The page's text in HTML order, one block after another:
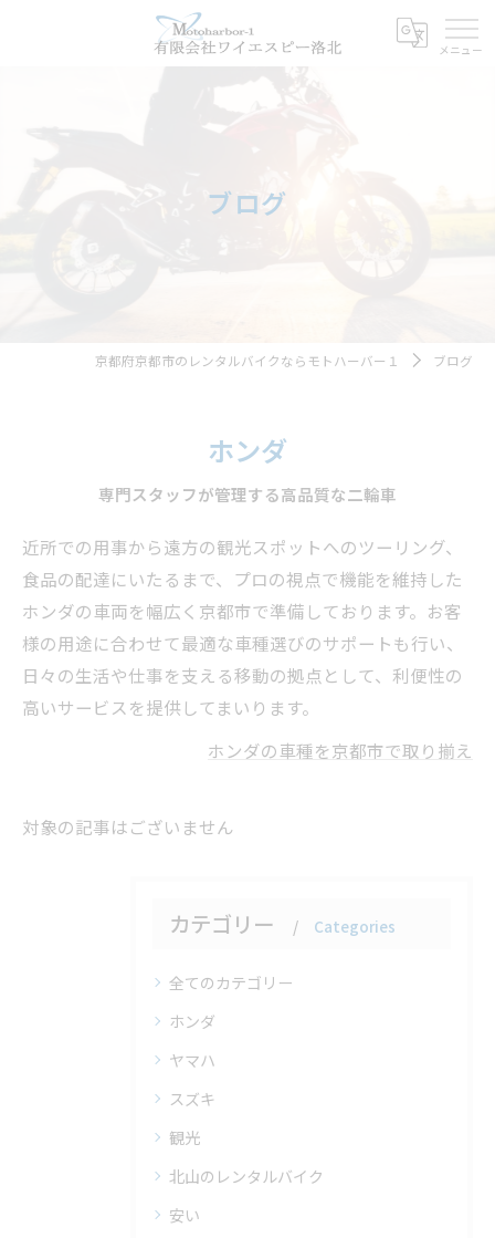
ブログ
京都府京都市のレンタルバイクならモトハーバー１ ブログ
ホンダ
専門スタッフが管理する高品質な二輪車
近所での用事から遠方の観光スポットへのツーリング、
食品の配達にいたるまで、プロの視点で機能を維持した
ホンダの車両を幅広く京都市で準備しております。お客
様の用途に合わせて最適な車種選びのサポートも行い、
日々の生活や仕事を支える移動の拠点として、利便性の
高いサービスを提供してまいります。
ホンダの車種を京都市で取り揃え
対象の記事はございません
カテゴリー Categories
全てのカテゴリー
ホンダ
ヤマハ
スズキ
観光
北山のレンタルバイク
安い